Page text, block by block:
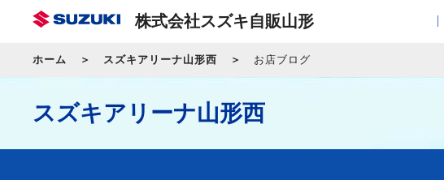
株式会社スズキ自販山形
ホーム スズキアリーナ山形西 お店ブログ
スズキアリーナ山形西